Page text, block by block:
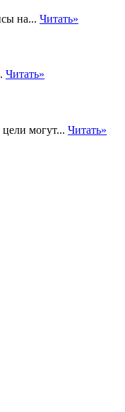
на... Читать»
Читать»
могут... Читать»